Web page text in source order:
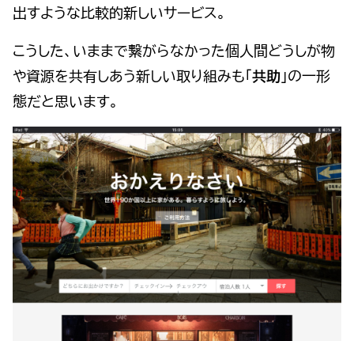
出すような比較的新しいサービス。
こうした、いままで繋がらなかった個人間どうしが物
や資源を共有しあう新しい取り組みも「 共助 」の一形
態だと思います。